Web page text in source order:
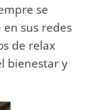
se
sus redes
de relax
bienestar y